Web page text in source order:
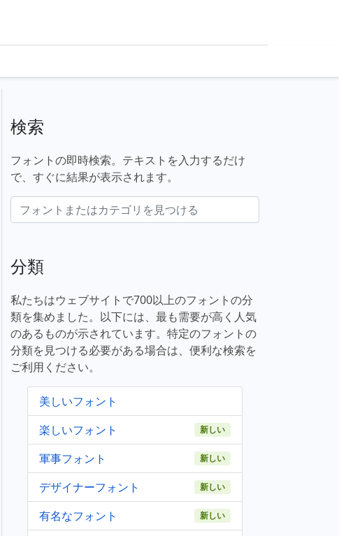
検索
フォントの即時検索。テキストを入力するだけ
で、すぐに結果が表示されます。
分類
私たちはウェブサイトで700以上のフォントの分
類を集めました。以下には、最も需要が高く人気
のあるものが示されています。特定のフォントの
分類を見つける必要がある場合は、便利な検索を
ご利用ください。
美しいフォント
楽しいフォント
新しい
軍事フォント 新しい
デザイナーフォント 新しい
有名なフォント 新しい